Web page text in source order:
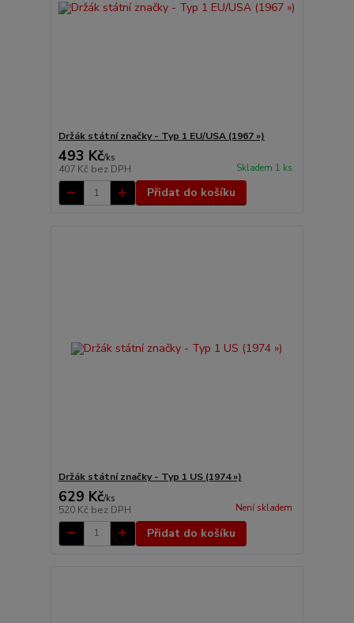
Držák státní značky - Typ 1 EU/USA (1967 »)
493 Kč/ks
407 Kč bez DPH Skladem 1 ks
Přidat do košíku
Držák státní značky - Typ 1 US (1974 »)
629 Kč/ks
520 Kč bez DPH Není skladem
Přidat do košíku